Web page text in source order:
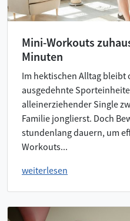
Mini-Workouts
Minuten
Im hektischen Alltag bleibt
ausgedehnte
alleinerziehender Single
Familie jonglierst. Doch
stundenlang dauern, um
Workouts...
weiterlesen